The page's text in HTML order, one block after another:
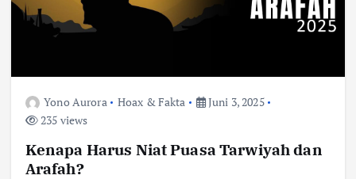
Yono Aurora Hoax & Fakta
Juni 3, 2025
235 views
Kenapa Harus Niat Puasa Tarwiyah dan
Arafah?